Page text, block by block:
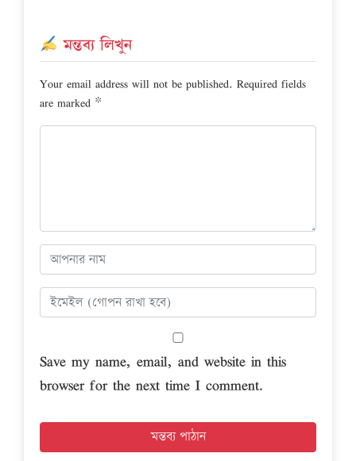
মন্তব্য লিখুন
Your email address will not be published. Required fields
are marked *
Save my name, email, and website in this
browser for the next time I comment.